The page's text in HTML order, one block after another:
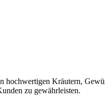
Kräutern,
zu gewährleisten.